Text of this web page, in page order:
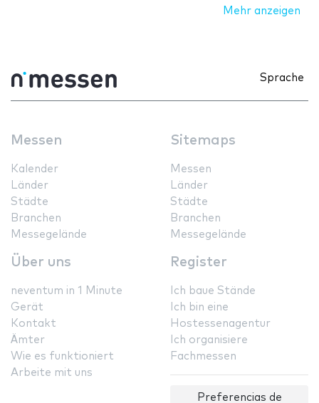
Mehr anzeigen
Sprache
Messen
Kalender
Länder
Städte
Branchen
Messegelände
Sitemaps
Messen
Länder
Städte
Branchen
Messegelände
Über uns
neventum in 1 Minute
Gerät
Kontakt
Ämter
Wie es funktioniert
Arbeite mit uns
Register
Ich baue Stände
Ich bin eine
Hostessenagentur
Ich organisiere
Fachmessen
Preferencias de